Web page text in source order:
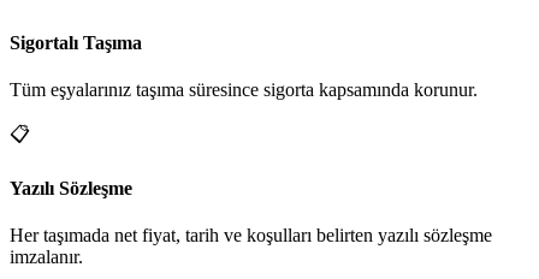
Sigortalı Taşıma
Tüm eşyalarınız taşıma süresince sigorta kapsamında korunur.
📋
Yazılı Sözleşme
Her taşımada net fiyat, tarih ve koşulları belirten yazılı sözleşme
imzalanır.